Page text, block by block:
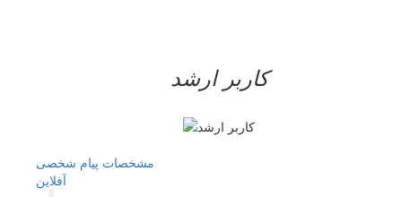
کاربر ارشد
مشخصات پیام شخصی
آفلاين